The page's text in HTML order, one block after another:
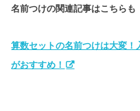
名前つけの関連記事はこちら
算数セットの名前つけは大変！
がおすすめ！